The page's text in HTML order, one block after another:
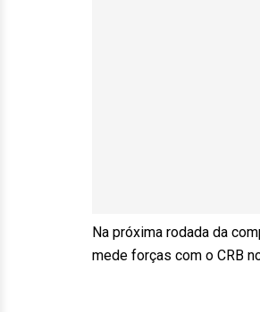
Na próxima rodada da
mede forças com o CRB